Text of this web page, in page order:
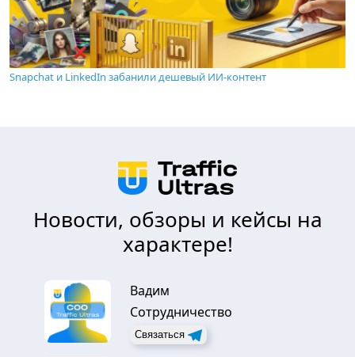
Snapchat и LinkedIn забанили дешевый ИИ-контент
Новости, обзоры и кейсы на
характере!
Вадим
Сотрудничество
Связаться